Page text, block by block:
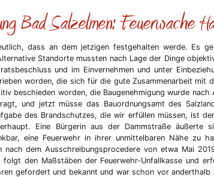
Bad Salzelmen: Feuerwache
dass an dem jetzigen festgehalten werde. Es
Standorte mussten nach Lage der Dinge
und im Einvernehmen und unter
worden, die sich für die gute Zusammenarbeit mit
beschieden worden, die Baugenehmigung wurde nach
und jetzt müsse das Bauordnungsamt des
des Brandschutzes, die wir erfüllen müssen, ist
Eine Bürgerin aus der Dammstraße äußerte
eine Feuerwehr in ihrer unmittelbaren Nähe zu
nach dem Ausschreibungsprocedere von etwa Mai
den Maßstäben der Feuerwehr-Unfallkasse und
gefordert und bekannt und war schon vor